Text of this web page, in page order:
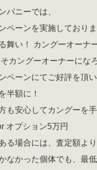
パニーでは、
ペーンを実施しており
舞い！ カングーオーナ
カングーオーナーにな
ペーンにてご好評を頂
半額に！
も安心してカングーを手
オプション5万円
る場合には、査定額より
なかった個体でも、最